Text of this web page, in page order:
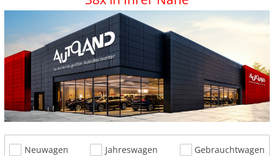
Neuwagen Jahreswagen
Gebrauchtwagen